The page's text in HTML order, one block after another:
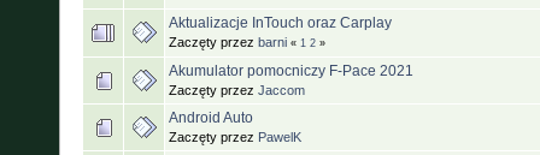
Aktualizacje InTouch oraz Carplay
Zaczęty przez barni « 1 2 »
Akumulator pomocniczy F-Pace 2021
Zaczęty przez Jaccom
Android Auto
Zaczęty przez PawelK